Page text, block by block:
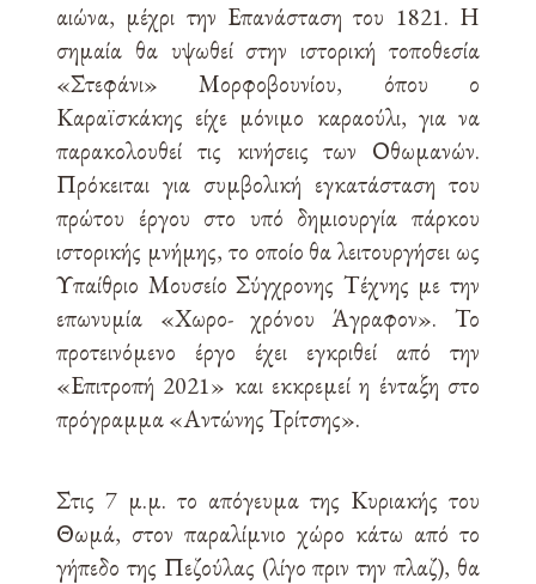
αιώνα, μέχρι την Επανάσταση του 1821. Η
σημαία θα υψωθεί στην ιστορική τοποθεσία
«Στεφάνι» Μορφοβουνίου, όπου ο
Καραϊσκάκης είχε μόνιμο καραούλι, για να
παρακολουθεί τις κινήσεις των Οθωμανών.
Πρόκειται για συμβολική εγκατάσταση του
πρώτου έργου στο υπό δημιουργία πάρκου
ιστορικής μνήμης, το οποίο θα λειτουργήσει ως
Υπαίθριο Μουσείο Σύγχρονης Τέχνης με την
επωνυμία «Χωρο- χρόνου Άγραφον». Το
προτεινόμενο έργο έχει εγκριθεί από την
«Επιτροπή 2021» και εκκρεμεί η ένταξη στο
πρόγραμμα «Αντώνης Τρίτσης».
Στις 7 μ.μ. το απόγευμα της Κυριακής του
Θωμά, στον παραλίμνιο χώρο κάτω από το
γήπεδο της Πεζούλας (λίγο πριν την πλαζ), θα